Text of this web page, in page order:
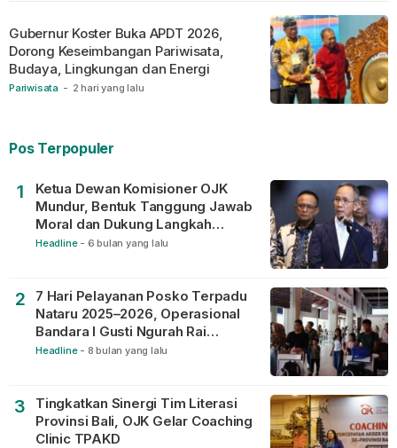
Pariwisata - 2 hari yang lalu
Gubernur Koster Buka APDT 2026,
Dorong Keseimbangan Pariwisata,
Budaya, Lingkungan dan Energi
Pos Terpopuler
1
Ketua Dewan Komisioner OJK
Mundur, Bentuk Tanggung Jawab
Moral dan Dukung Langkah
Pemulihan
Headline - 6 bulan yang lalu
2
7 Hari Pelayanan Posko Terpadu
Nataru 2025–2026, Operasional
Bandara I Gusti Ngurah Rai
Berjalan Lancar
Headline - 8 bulan yang lalu
3
Tingkatkan Sinergi Tim Literasi
Provinsi Bali, OJK Gelar Coaching
Clinic TPAKD